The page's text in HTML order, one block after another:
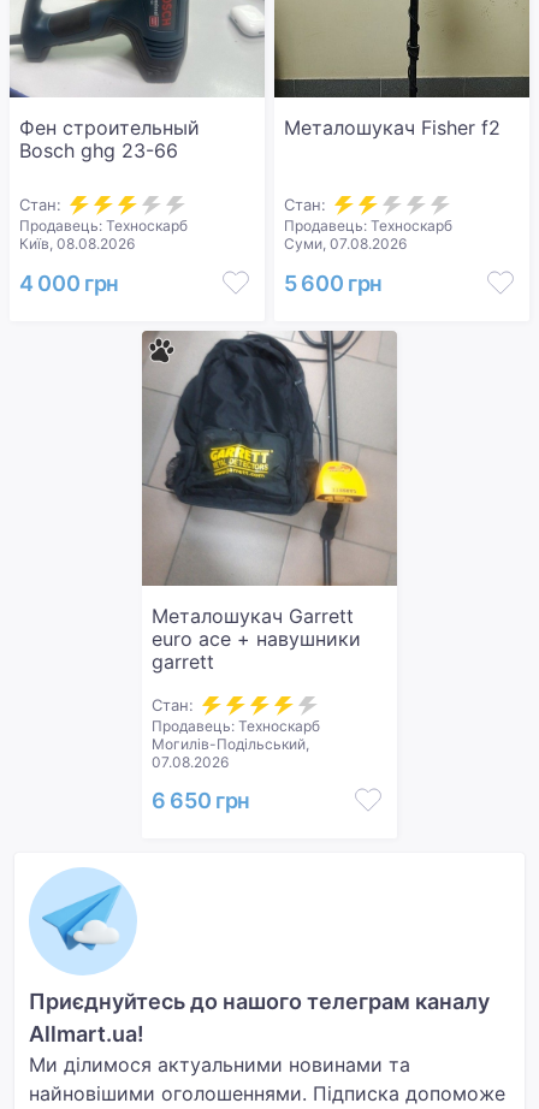
Фен строительный
Bosch ghg 23-66
Стан:
Продавець: Техноскарб
Київ, 08.08.2026
4 000 грн
Металошукач Fisher f2
Стан:
Продавець: Техноскарб
Суми, 07.08.2026
5 600 грн
Металошукач Garrett
euro ace + навушники
garrett
Стан:
Продавець: Техноскарб
Могилів-Подільський,
07.08.2026
6 650 грн
Приєднуйтесь до нашого телеграм каналу
Allmart.ua!
Ми ділимося актуальними новинами та
найновішими оголошеннями. Підписка допоможе